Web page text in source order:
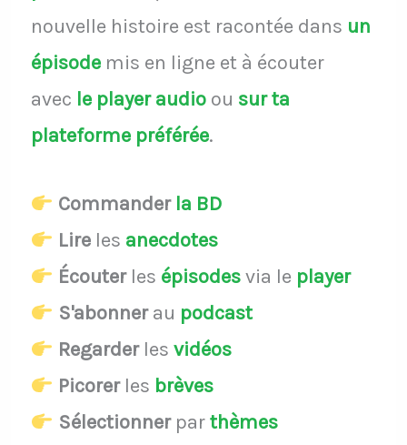
nouvelle histoire est racontée dans un
épisodemis en ligne et à écouter
avec le player audio ou sur ta
plateforme préférée.
Commander la BD
Lireles anecdotes
Écouterles épisodesvia le player
S'abonnerau podcast
Regarderles vidéos
Picorerles brèves
Sélectionnerparthèmes